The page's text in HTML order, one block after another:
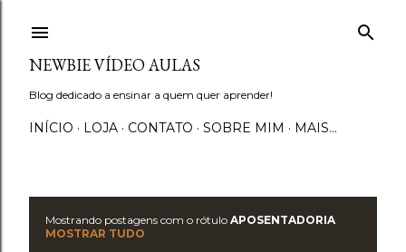
NEWBIE VÍDEO AULAS
Blog dedicado a ensinar a quem quer aprender!
INÍCIO LOJA CONTATO SOBRE MIM MAIS…
Mostrando postagens com o rótulo APOSENTADORIA
MOSTRAR TUDO